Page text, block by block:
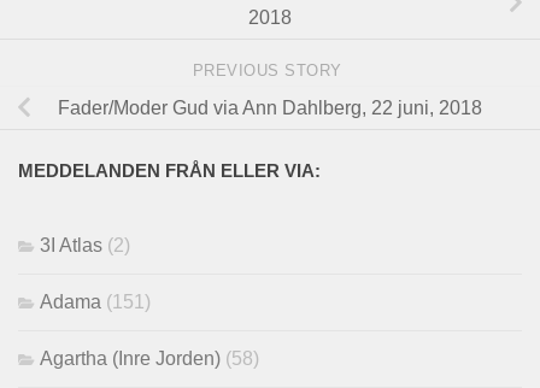
2018
PREVIOUS STORY
Fader/Moder Gud via Ann Dahlberg, 22 juni, 2018
MEDDELANDEN FRÅN ELLER VIA:
3I Atlas (2)
Adama (151)
Agartha (Inre Jorden) (58)